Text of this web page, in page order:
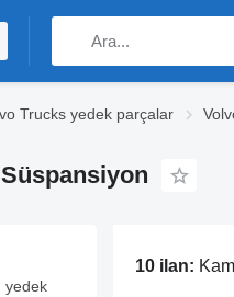
Trucks yedek parçalar
yedek
10 ilan: